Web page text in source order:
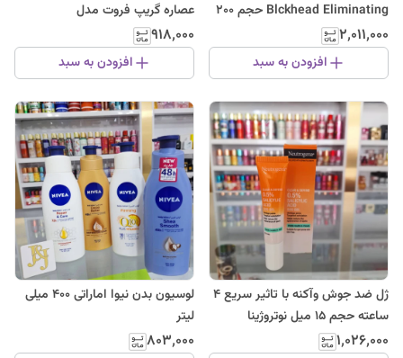
Blckhead Eliminating حجم 200
میلی لیتر
۲٬۰۱۱٬۰۰۰
افزودن به سبد
عصاره گریپ فروت مدل
نوتروژینا
۹۱۸٬۰۰۰
افزودن به سبد
ژل ضد جوش وآکنه با تاثیر سریع 4
ساعته حجم 15 میل نوتروژینا
۱٬۰۲۶٬۰۰۰
لوسیون بدن نیوا اماراتی 400 میلی
لیتر
۸۰۳٬۰۰۰